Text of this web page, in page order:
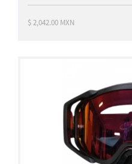
$ 2,042.00 MXN